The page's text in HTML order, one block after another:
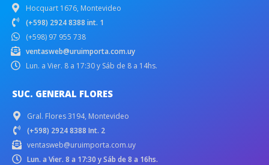
Hocquart 1676, Montevideo
(+598) 2924 8388 int. 1
(+598) 97 955 738
ventasweb@uruimporta.com.uy
Lun. a Vier. 8 a 17:30 y Sáb de 8 a 14hs.
SUC. GENERAL FLORES
Gral. Flores 3194, Montevideo
(+598) 2924 8388 Int. 2
ventasweb@uruimporta.com.uy
Lun. a Vier. 8 a 17:30 y Sáb de 8 a 16hs.